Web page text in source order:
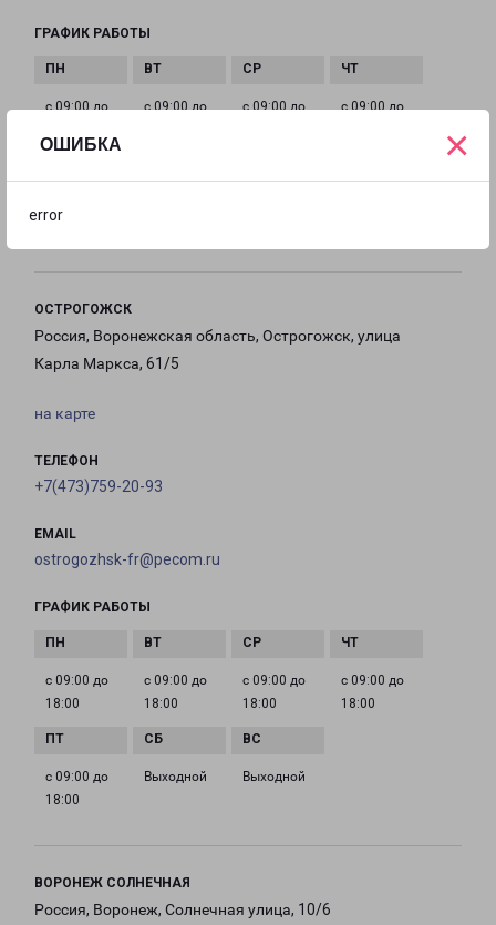
ОШИБКА
error
×
ГРАФИК РАБОТЫ
с 09:00 до
с 09:00 до
с 09:00 до
с 09:00 до
ОСТРОГОЖСК
Россия, Воронежская область, Острогожск, улица
Карла Маркса, 61/5
на карте
ТЕЛЕФОН
+7(473)759-20-93
EMAIL
ostrogozhsk-fr@pecom.ru
ГРАФИК РАБОТЫ
с 09:00 до
18:00
с 09:00 до
18:00
с 09:00 до
18:00
с 09:00 до
18:00
с 09:00 до
18:00
Выходной Выходной
ВОРОНЕЖ СОЛНЕЧНАЯ
Россия, Воронеж, Солнечная улица, 10/6